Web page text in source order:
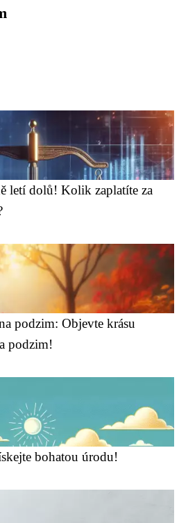
letí dolů! Kolik zaplatíte za
podzim: Objevte krásu
podzim!
bohatou úrodu!